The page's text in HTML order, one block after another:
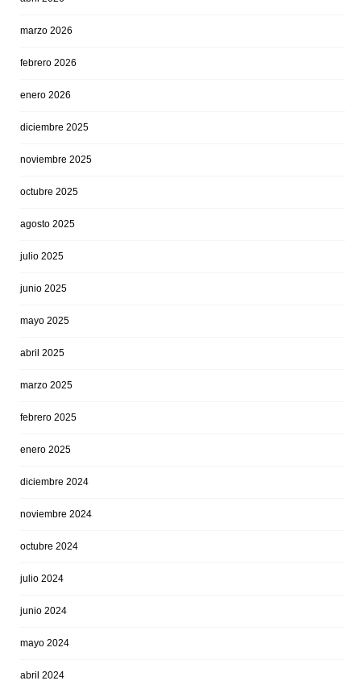
marzo 2026
febrero 2026
enero 2026
diciembre 2025
noviembre 2025
octubre 2025
agosto 2025
julio 2025
junio 2025
mayo 2025
abril 2025
marzo 2025
febrero 2025
enero 2025
diciembre 2024
noviembre 2024
octubre 2024
julio 2024
junio 2024
mayo 2024
abril 2024